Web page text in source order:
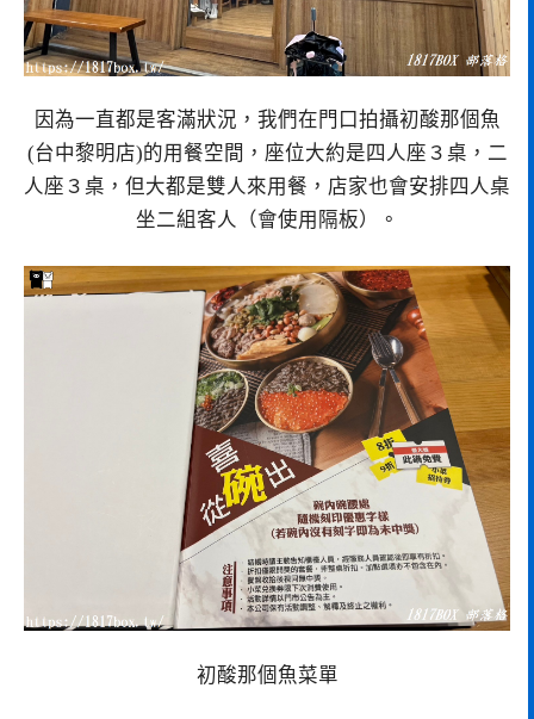
因為一直都是客滿狀況，我們在門口拍攝初酸那個魚
(台中黎明店)的用餐空間，座位大約是四人座３桌，二
人座３桌，但大都是雙人來用餐，店家也會安排四人桌
坐二組客人（會使用隔板）。
初酸那個魚菜單